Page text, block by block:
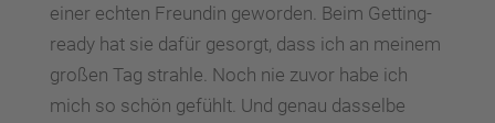
einer echten Freundin geworden. Beim Getting-
ready hat sie dafür gesorgt, dass ich an meinem
großen Tag strahle. Noch nie zuvor habe ich
mich so schön gefühlt. Und genau dasselbe